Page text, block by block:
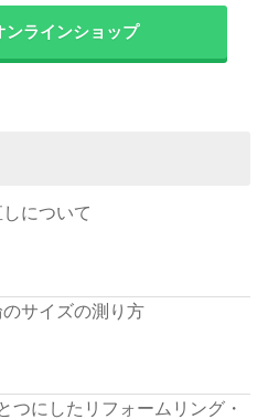
ンラインショップ
について
サイズの測り方
つにしたリフォームリング・